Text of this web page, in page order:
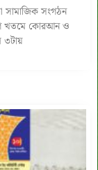
সামাজিক সংগঠন
খতমে কোরআন ও
৩টায়